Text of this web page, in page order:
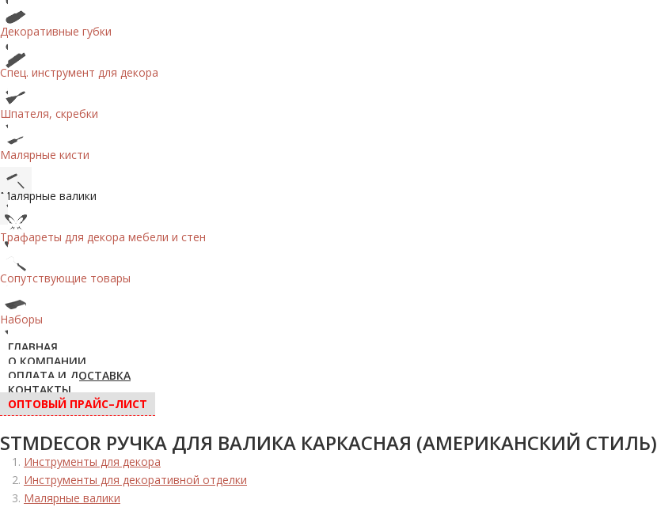
Декоративные губки
Спец. инструмент для декора
Шпателя, скребки
Малярные кисти
Малярные валики
Трафареты для декора мебели и стен
Сопутствующие товары
Наборы
ГЛАВНАЯ
О КОМПАНИИ
ОПЛАТА И ДОСТАВКА
КОНТАКТЫ
ОПТОВЫЙ ПРАЙС–ЛИСТ
STMDECOR РУЧКА ДЛЯ ВАЛИКА КАРКАСНАЯ (АМЕРИКАНСКИЙ СТИЛЬ)
Инструменты для декора
Инструменты для декоративной отделки
Малярные валики